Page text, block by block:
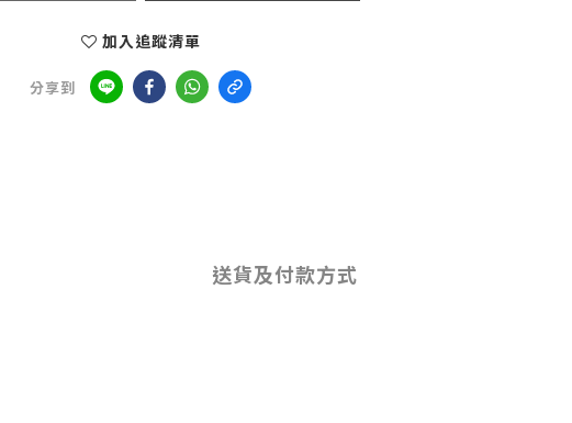
加入追蹤清單
分享到
送貨及付款方式